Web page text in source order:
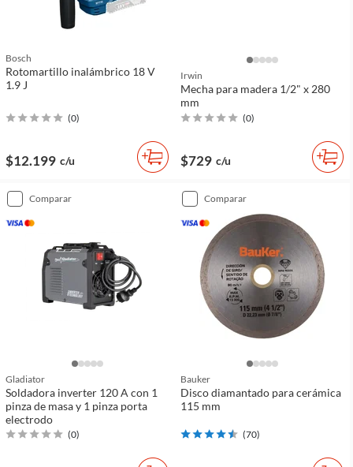
Bosch
Rotomartillo inalámbrico 18 V
1.9 J
(0)
$12.199 c/u
Irwin
Mecha para madera 1/2" x 280
mm
(0)
$729 c/u
comparar
Gladiator
Soldadora inverter 120 A con 1
pinza de masa y 1 pinza porta
electrodo
(0)
comparar
Bauker
Disco diamantado para cerámica
115 mm
(70)